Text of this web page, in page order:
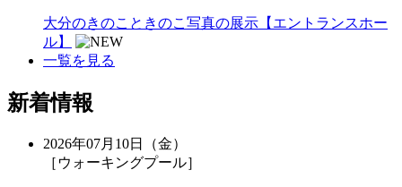
大分のきのこときのこ写真の展示【エントランスホー
ル】
一覧を見る
新着情報
2026年07月10日（金）
［ウォーキングプール］